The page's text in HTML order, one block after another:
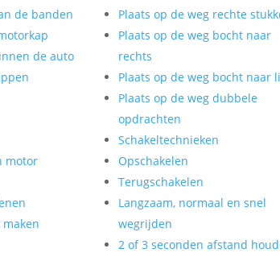
de banden
de auto
motor
maken
Plaats op de weg rechte
Plaats op de weg bocht naar
rechts
Plaats op de weg bocht naar
Plaats op de weg dubbele
opdrachten
Schakeltechnieken
Opschakelen
Terugschakelen
Langzaam, normaal en snel
wegrijden
2 of 3 seconden afstand